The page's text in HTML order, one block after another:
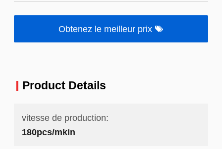
Obtenez le meilleur prix
Product Details
vitesse de production:
180pcs/mkin